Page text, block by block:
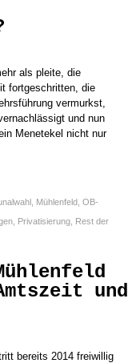
als pleite, die
fortgeschritten, die
vermurkst,
und nun
Menetekel nicht nur
Mühlenfeld OB-
Privatisierung Rest der
und
bereits 2014 freiwillig